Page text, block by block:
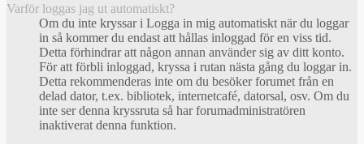
Varför loggas jag ut automatiskt?
Om du inte kryssar i Logga in mig automatiskt när du loggar
in så kommer du endast att hållas inloggad för en viss tid.
Detta förhindrar att någon annan använder sig av ditt konto.
För att förbli inloggad, kryssa i rutan nästa gång du loggar in.
Detta rekommenderas inte om du besöker forumet från en
delad dator, t.ex. bibliotek, internetcafé, datorsal, osv. Om du
inte ser denna kryssruta så har forumadministratören
inaktiverat denna funktion.